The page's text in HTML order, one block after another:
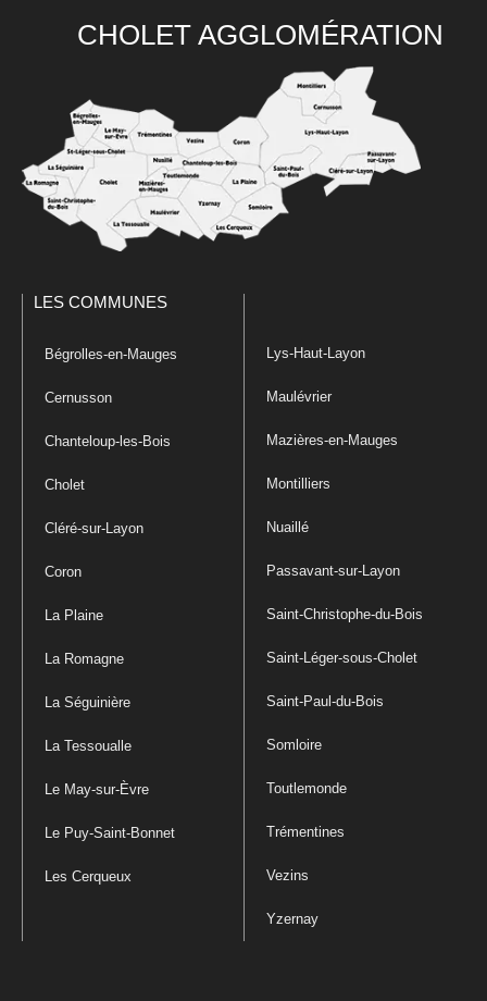
CHOLET AGGLOMÉRATION
LES COMMUNES
Bégrolles-en-Mauges
Cernusson
Chanteloup-les-Bois
Cholet
Cléré-sur-Layon
Coron
La Plaine
La Romagne
La Séguinière
La Tessoualle
Le May-sur-Èvre
Le Puy-Saint-Bonnet
Les Cerqueux
Lys-Haut-Layon
Maulévrier
Mazières-en-Mauges
Montilliers
Nuaillé
Passavant-sur-Layon
Saint-Christophe-du-Bois
Saint-Léger-sous-Cholet
Saint-Paul-du-Bois
Somloire
Toutlemonde
Trémentines
Vezins
Yzernay